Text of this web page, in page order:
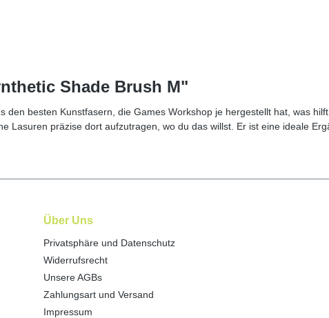
Shade Brush M"
den besten Kunstfasern, die Games Workshop je hergestellt hat, was
Lasuren präzise dort aufzutragen, wo du das willst. Er ist eine ideale
Über Uns
Privatsphäre und Datenschutz
Widerrufsrecht
Unsere AGBs
Zahlungsart und Versand
Impressum